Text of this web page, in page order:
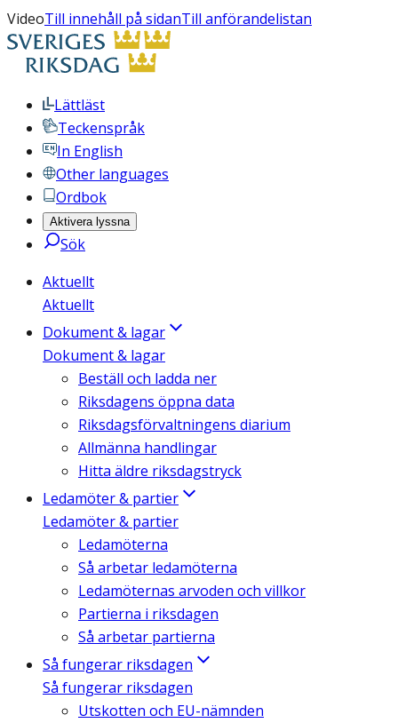
VideoTill innehåll på sidanTill anförandelistan
Lättläst
Teckenspråk
In English
Other languages
Ordbok
Aktivera lyssna
Sök
Aktuellt
Aktuellt
Dokument & lagar
Dokument & lagar
Beställ och ladda ner
Riksdagens öppna data
Riksdagsförvaltningens diarium
Allmänna handlingar
Hitta äldre riksdagstryck
Ledamöter & partier
Ledamöter & partier
Ledamöterna
Så arbetar ledamöterna
Ledamöternas arvoden och villkor
Partierna i riksdagen
Så arbetar partierna
Så fungerar riksdagen
Så fungerar riksdagen
Utskotten och EU-nämnden